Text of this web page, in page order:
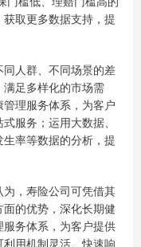
取更多数据支持，提
人群、不同场景的差
足多样化的市场需
理服务体系，为客户
服务；运用大数据、
率等数据的分析，提
，寿险公司可凭借其
的优势，深化长期健
务体系，为客户提供
用机制灵活、快速响